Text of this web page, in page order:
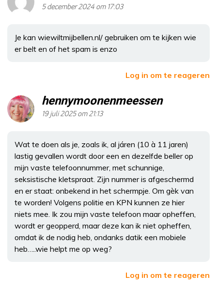
5 december 2024 om 17:03
Je kan wiewiltmijbellen.nl/ gebruiken om te kijken wie
er belt en of het spam is enzo
Log in om te reageren
hennymoonenmeessen
19 juli 2025 om 21:13
Wat te doen als je, zoals ik, al járen (10 à 11 jaren)
lastig gevallen wordt door een en dezelfde beller op
mijn vaste telefoonnummer, met schunnige,
seksistische kletspraat. Zijn nummer is afgeschermd
en er staat: onbekend in het schermpje. Om gèk van
te worden! Volgens politie en KPN kunnen ze hier
niets mee. Ik zou mijn vaste telefoon maar opheffen,
wordt er geopperd, maar deze kan ik niet opheffen,
omdat ik de nodig heb, ondanks datik een mobiele
heb…..wie helpt me op weg?
Log in om te reageren